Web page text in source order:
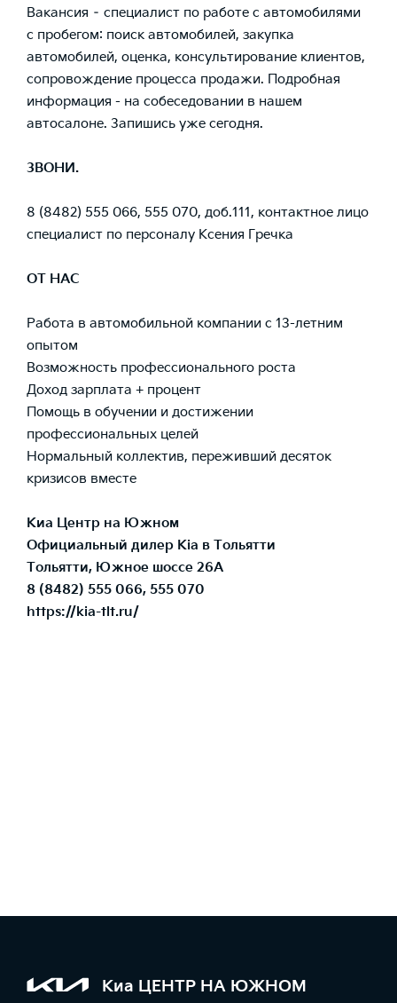
Вакансия – специалист по работе с автомобилями
с пробегом: поиск автомобилей, закупка
автомобилей, оценка, консультирование клиентов,
сопровождение процесса продажи. Подробная
информация - на собеседовании в нашем
автосалоне. Запишись уже сегодня.
ЗВОНИ.
8 (8482) 555 066, 555 070, доб.111, контактное лицо
специалист по персоналу Ксения Гречка
ОТ НАС
Работа в автомобильной компании с 13-летним
опытом
Возможность профессионального роста
Доход зарплата + процент
Помощь в обучении и достижении
профессиональных целей
Нормальный коллектив, переживший десяток
кризисов вместе
Киа Центр на Южном
Официальный дилер Kia в Тольятти
Тольятти, Южное шоссе 26А
8 (8482) 555 066, 555 070
https://kia-tlt.ru/
Киа ЦЕНТР НА ЮЖНОМ